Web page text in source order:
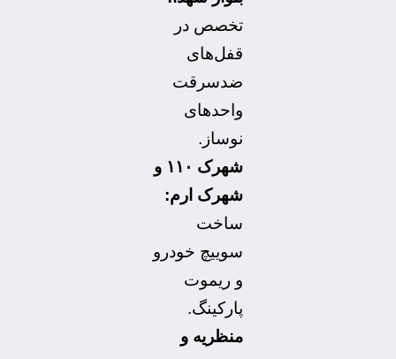
تخصص در
قفل‌های
ضدسرقت
واحدهای
نوساز.
شهرک ۱۱۰ و
شهرک ارم:
ساخت
سوییچ خودرو
و ریموت
پارکینگ.
منظریه و